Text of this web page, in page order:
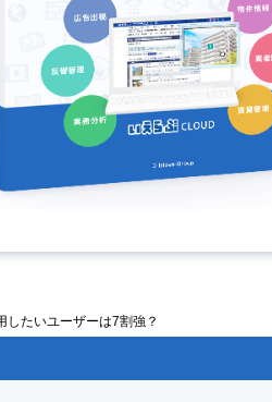
たいユーザーは7割強？